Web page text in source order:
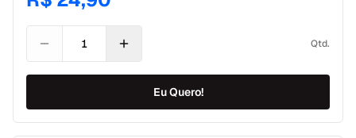
Hummmmm, que vontade de brincar de esconde-esconde.
Qtd.
Eu Quero!